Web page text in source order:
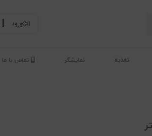
ورود
تغذیه نمایشگر تماس با ما